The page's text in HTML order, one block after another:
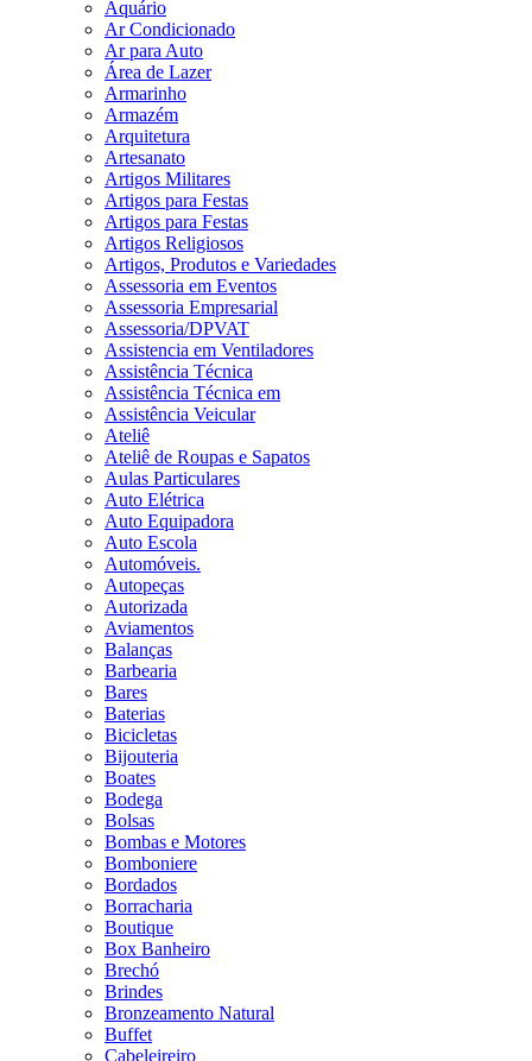
Aquário
Ar Condicionado
Ar para Auto
Área de Lazer
Armarinho
Armazém
Arquitetura
Artesanato
Artigos Militares
Artigos para Festas
Artigos para Festas
Artigos Religiosos
Artigos, Produtos e Variedades
Assessoria em Eventos
Assessoria Empresarial
Assessoria/DPVAT
Assistencia em Ventiladores
Assistência Técnica
Assistência Técnica em
Assistência Veicular
Ateliê
Ateliê de Roupas e Sapatos
Aulas Particulares
Auto Elétrica
Auto Equipadora
Auto Escola
Automóveis.
Autopeças
Autorizada
Aviamentos
Balanças
Barbearia
Bares
Baterias
Bicicletas
Bijouteria
Boates
Bodega
Bolsas
Bombas e Motores
Bomboniere
Bordados
Borracharia
Boutique
Box Banheiro
Brechó
Brindes
Bronzeamento Natural
Buffet
Cabeleireiro